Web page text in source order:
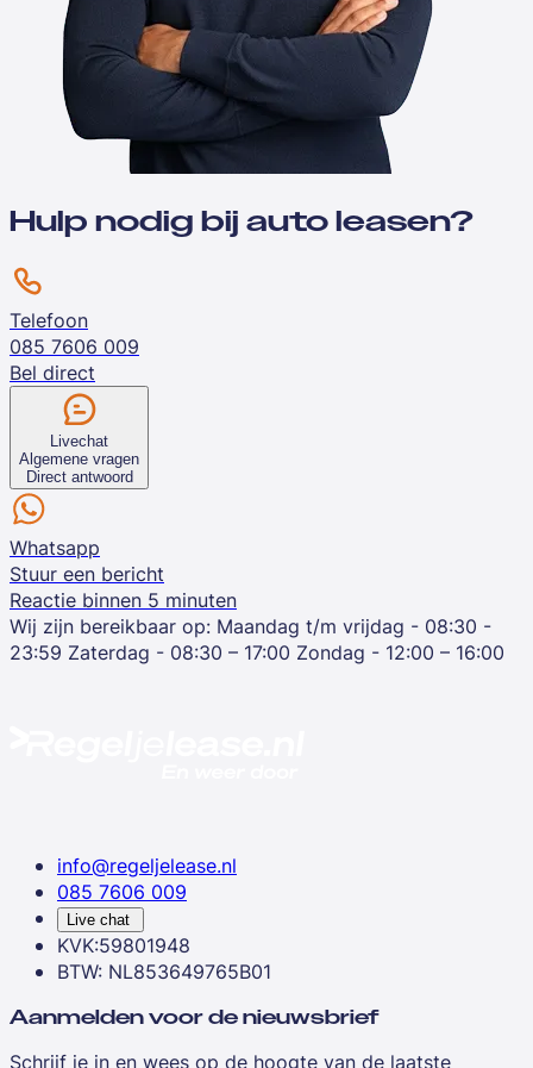
Hulp nodig bij auto leasen?
Telefoon
085 7606 009
Bel direct
Livechat
Algemene vragen
Direct antwoord
Whatsapp
Stuur een bericht
Reactie binnen 5 minuten
Wij zijn bereikbaar op: Maandag t/m vrijdag - 08:30 -
23:59 Zaterdag - 08:30 – 17:00 Zondag - 12:00 – 16:00
info@regeljelease.nl
085 7606 009
Live chat
KVK:59801948
BTW: NL853649765B01
Aanmelden voor de nieuwsbrief
Schrijf je in en wees op de hoogte van de laatste